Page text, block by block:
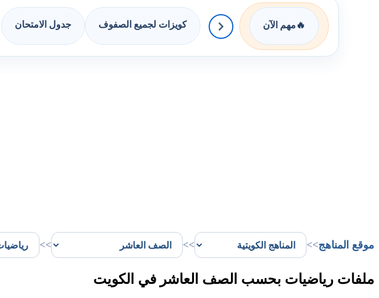
🔥 مهم الآن كويزات لجميع الصفوف جدول الامتحان
موقع المناهج>>
>>
>>
ملفات رياضيات بحسب الصف العاشر في الكويت